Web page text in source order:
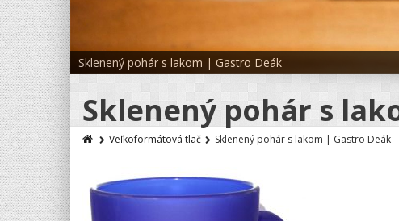
Sklenený pohár s lakom | Gastro Deák
Sklenený pohár s
Veľkoformátová tlač Sklenený pohár s lakom | Gastro Deák